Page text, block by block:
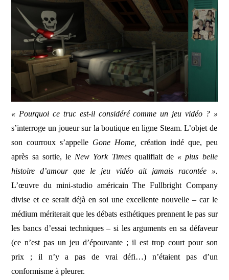
ANIMATION
JEU VIDÉO
AUTRES
SOMMAIRE
A PROPOS
« Pourquoi ce truc est-il considéré comme un jeu vidéo ? »
s’interroge un joueur sur la boutique en ligne Steam. L’objet de
son courroux s’appelle Gone Home, création indé que, peu
après sa sortie, le New York Times qualifiait de « plus belle
histoire d’amour que le jeu vidéo ait jamais racontée ».
L’œuvre du mini-studio américain The Fullbright Company
divise et ce serait déjà en soi une excellente nouvelle – car le
médium mériterait que les débats esthétiques prennent le pas sur
les bancs d’essai techniques – si les arguments en sa défaveur
(ce n’est pas un jeu d’épouvante ; il est trop court pour son
prix ; il n’y a pas de vrai défi…) n’étaient pas d’un
conformisme à pleurer.